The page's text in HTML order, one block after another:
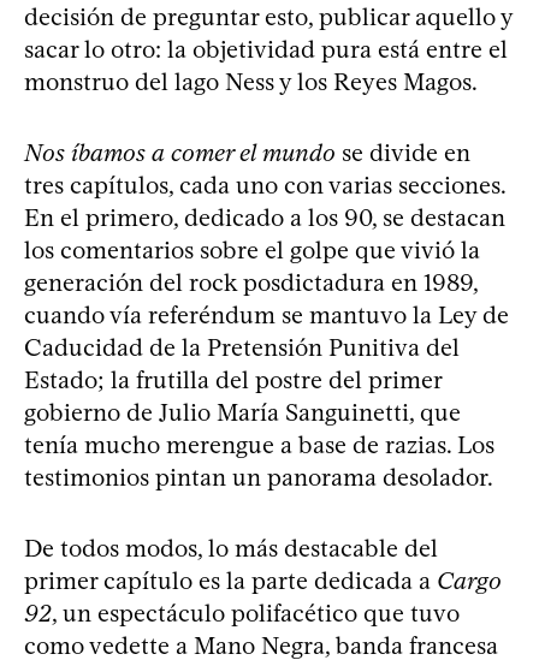
decisión de preguntar esto, publicar aquello y
sacar lo otro: la objetividad pura está entre el
monstruo del lago Ness y los Reyes Magos.
Nos íbamos a comer el mundo se divide en
tres capítulos, cada uno con varias secciones.
En el primero, dedicado a los 90, se destacan
los comentarios sobre el golpe que vivió la
generación del rock posdictadura en 1989,
cuando vía referéndum se mantuvo la Ley de
Caducidad de la Pretensión Punitiva del
Estado; la frutilla del postre del primer
gobierno de Julio María Sanguinetti, que
tenía mucho merengue a base de razias. Los
testimonios pintan un panorama desolador.
De todos modos, lo más destacable del
primer capítulo es la parte dedicada a Cargo
92, un espectáculo polifacético que tuvo
como vedette a Mano Negra, banda francesa